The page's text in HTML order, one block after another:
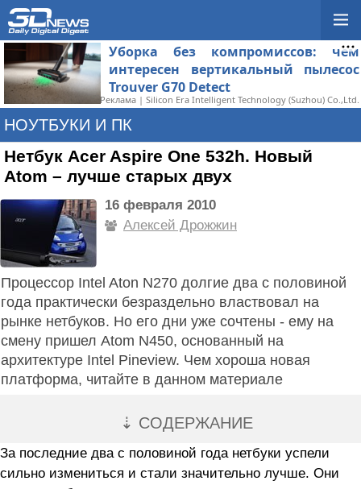
Уборка без компромиссов: чем
интересен вертикальный пылесос
Trouver G70 Detect
Реклама | Silicon Era Intelligent Technology (Suzhou) Co.,Ltd.
НОУТБУКИ И ПК
Нетбук Acer Aspire One 532h. Новый
Atom – лучше старых двух
16 февраля 2010
Алексей Дрожжин
Процессор Intel Aton N270 долгие два с половиной
года практически безраздельно властвовал на
рынке нетбуков. Но его дни уже сочтены - ему на
смену пришел Atom N450, основанный на
архитектуре Intel Pineview. Чем хороша новая
платформа, читайте в данном материале
⇣ СОДЕРЖАНИЕ
За последние два с половиной года нетбуки успели
сильно измениться и стали значительно лучше. Они